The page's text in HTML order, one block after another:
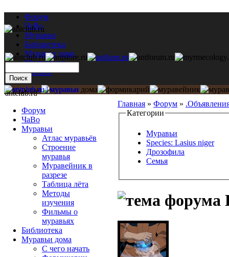
Форум
ЧаВо
Муравьи
Библиотека
Муравьи дома
Мастерская
Каталог
Главная » Форум »
Категории
Муравьи
Species: Lasius niger
Дрозофила
Семья
antclub.ru
Форум
ЧаВо
Муравьи
Атлас муравьёв
Строение
муравья
Муравейник в
разрезе
Таблица лёта
Методы
изучения
Фильмы о
муравьях
Библиотека
Муравьи дома
С чего начать